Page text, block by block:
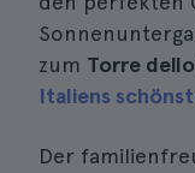
zum Torre
Italiens
Der